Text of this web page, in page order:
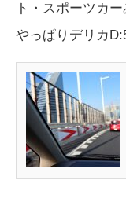
ト・スポーツカ
やっぱりデリカ